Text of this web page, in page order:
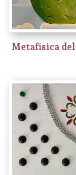
Metafisica